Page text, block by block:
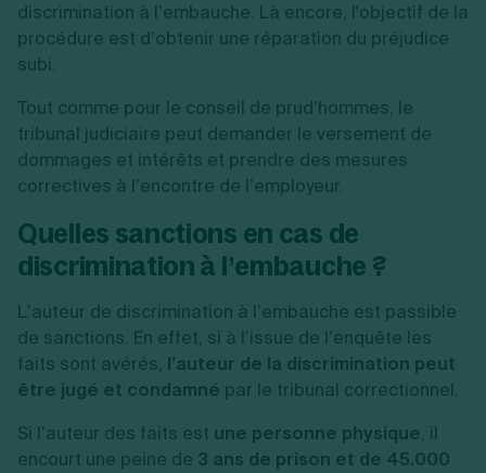
discrimination à l’embauche. Là encore, l'objectif de la
procédure est d’obtenir une réparation du préjudice
subi.
Tout comme pour le conseil de prud’hommes, le
tribunal judiciaire peut demander le versement de
dommages et intérêts et prendre des mesures
correctives à l’encontre de l’employeur.
Quelles sanctions en cas de
discrimination à l’embauche ?
L’auteur de discrimination à l’embauche est passible
de sanctions. En effet, si à l’issue de l’enquête les
faits sont avérés, l’auteur de la discrimination peut
être jugé et condamné par le tribunal correctionnel.
Si l’auteur des faits est une personne physique, il
encourt une peine de 3 ans de prison et de 45.000